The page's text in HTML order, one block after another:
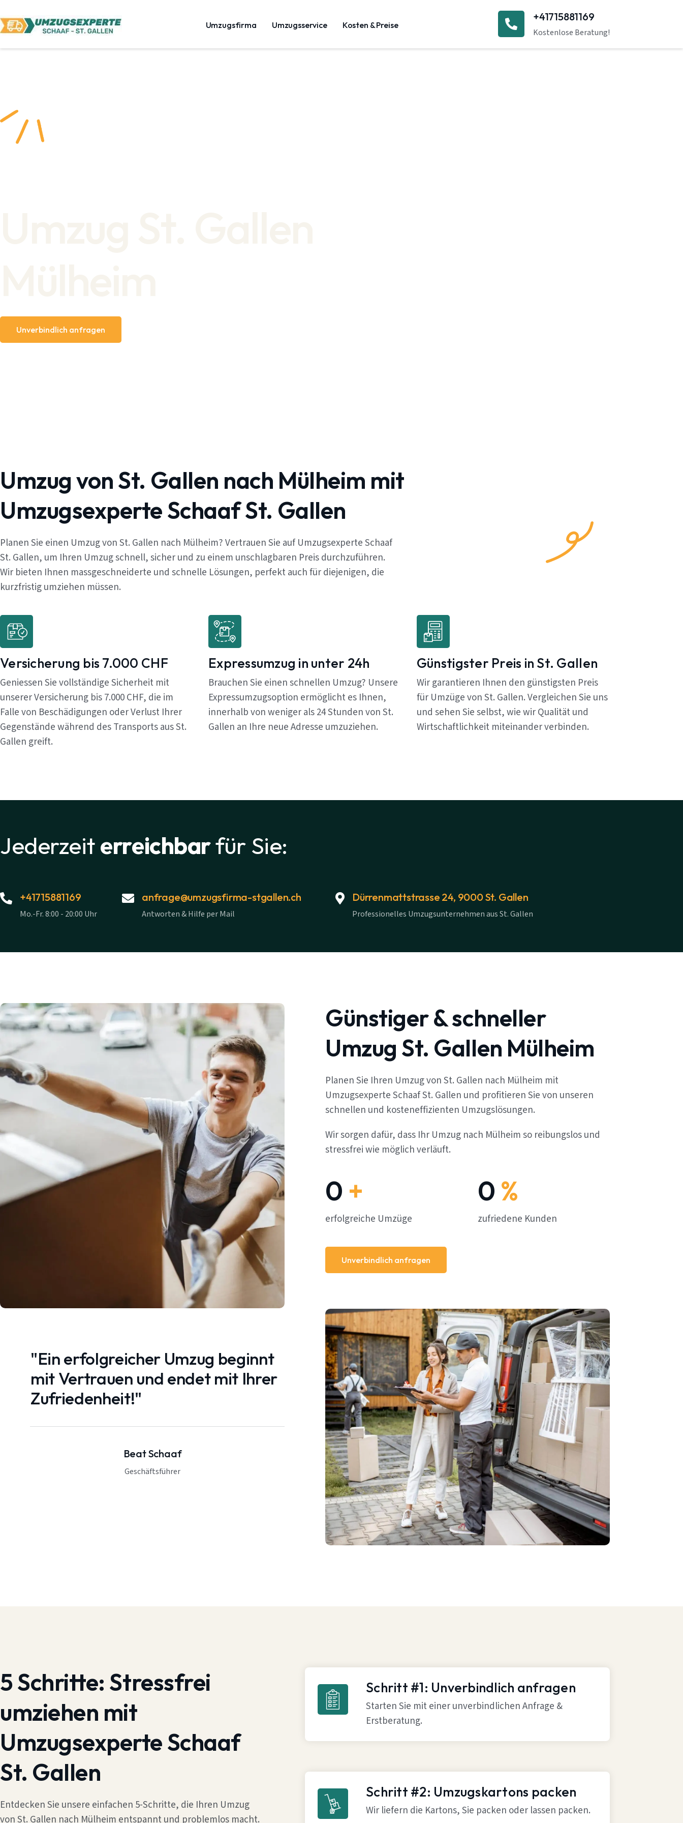
Umzugsfirma Umzugsservice Kosten & Preise
+41715881169
Kostenlose Beratung!
Unverbindlich anfragen
Umzug von St. Gallen nach Mülheim mit
Umzugsexperte Schaaf St. Gallen
Planen Sie einen Umzug von St. Gallen nach Mülheim? Vertrauen Sie auf Umzugsexperte Schaaf
St. Gallen, um Ihren Umzug schnell, sicher und zu einem unschlagbaren Preis durchzuführen.
Wir bieten Ihnen massgeschneiderte und schnelle Lösungen, perfekt auch für diejenigen, die
kurzfristig umziehen müssen.
Versicherung bis 7.000 CHF
Geniessen Sie vollständige Sicherheit mit
unserer Versicherung bis 7.000 CHF, die im
Falle von Beschädigungen oder Verlust Ihrer
Gegenstände während des Transports aus St.
Gallen greift.
Expressumzug in unter 24h
Brauchen Sie einen schnellen Umzug? Unsere
Expressumzugsoption ermöglicht es Ihnen,
innerhalb von weniger als 24 Stunden von St.
Gallen an Ihre neue Adresse umzuziehen.
Günstigster Preis in St. Gallen
Wir garantieren Ihnen den günstigsten Preis
für Umzüge von St. Gallen. Vergleichen Sie uns
und sehen Sie selbst, wie wir Qualität und
Wirtschaftlichkeit miteinander verbinden.
Jederzeiterreichbarfür Sie:
+41715881169
Mo.-Fr. 8:00 - 20:00 Uhr
anfrage@umzugsfirma-stgallen.ch
Antworten & Hilfe per Mail
Dürrenmattstrasse 24, 9000 St. Gallen
Professionelles Umzugsunternehmen aus St. Gallen
"Ein erfolgreicher Umzug beginnt
mit Vertrauen und endet mit Ihrer
Zufriedenheit!"
Beat Schaaf
Geschäftsführer
Günstiger & schneller
Umzug St. Gallen Mülheim
Planen Sie Ihren Umzug von St. Gallen nach Mülheim mit
Umzugsexperte Schaaf St. Gallen und profitieren Sie von unseren
schnellen und kosteneffizienten Umzugslösungen.
Wir sorgen dafür, dass Ihr Umzug nach Mülheim so reibungslos und
stressfrei wie möglich verläuft.
0 +
erfolgreiche Umzüge
0 %
zufriedene Kunden
Unverbindlich anfragen
5 Schritte: Stressfrei
umziehen mit
Umzugsexperte Schaaf
St. Gallen
Entdecken Sie unsere einfachen 5-Schritte, die Ihren Umzug
von St. Gallen nach Mülheim entspannt und problemlos macht.
Schritt #1: Unverbindlich anfragen
Starten Sie mit einer unverbindlichen Anfrage &
Erstberatung.
Schritt #2: Umzugskartons packen
Wir liefern die Kartons, Sie packen oder lassen packen.